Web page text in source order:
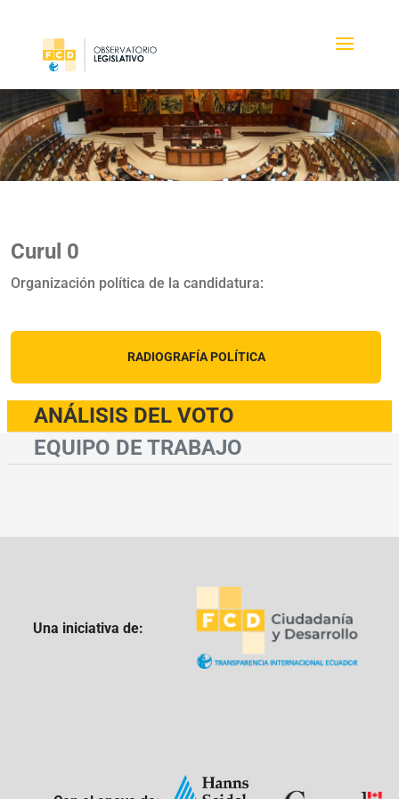
Curul 0
Organización política de la candidatura:
RADIOGRAFÍA POLÍTICA
ANÁLISIS DEL VOTO
EQUIPO DE TRABAJO
Una iniciativa de: